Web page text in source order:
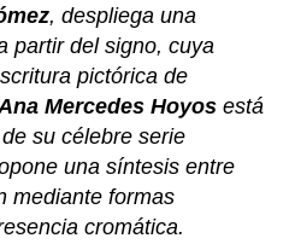
, despliega una
partir del signo, cuya
pictórica de
Mercedes Hoyos está
su célebre serie
una síntesis entre
mediante formas
cromática.